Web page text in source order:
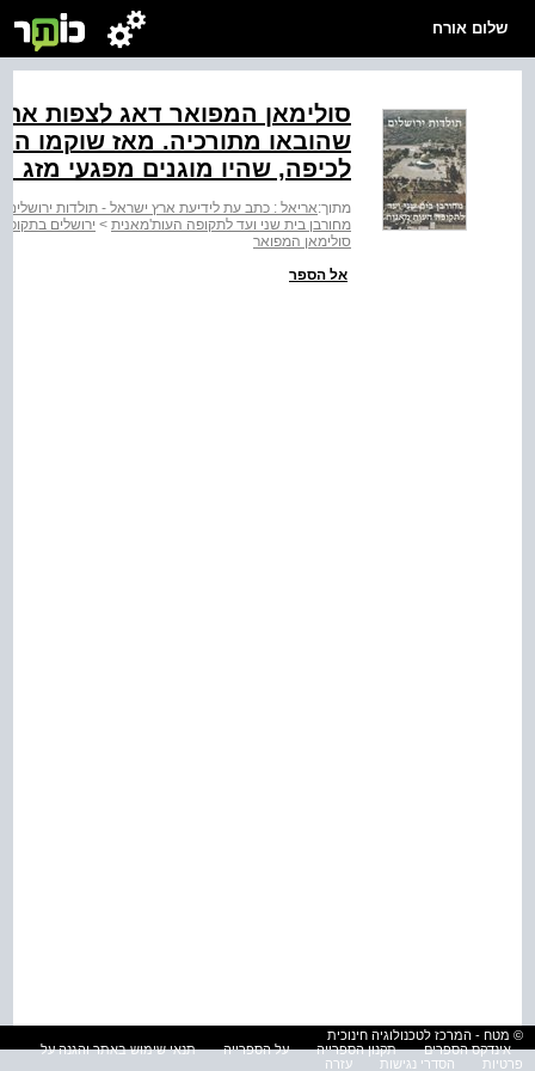
שלום אורח
סולימאן המפואר דאג לצפות
שהובאו מתורכיה. מאז שוקמו
לכיפה, שהיו מוגנים מפגעי מזג
מתוך:אריאל : כתב עת לידיעת ארץ ישראל - תולדות
מחורבן בית שני ועד לתקופה העות'מאנית > ירושלים
סולימאן המפואר
אל הספר
© מטח - המרכז לטכנולוגיה חינוכית
אינדקס הספרים
תקנון הספרייה על הספרייה
תנאי שימוש באתר והגנה על
פרטיות
הסדרי נגישות עזרה